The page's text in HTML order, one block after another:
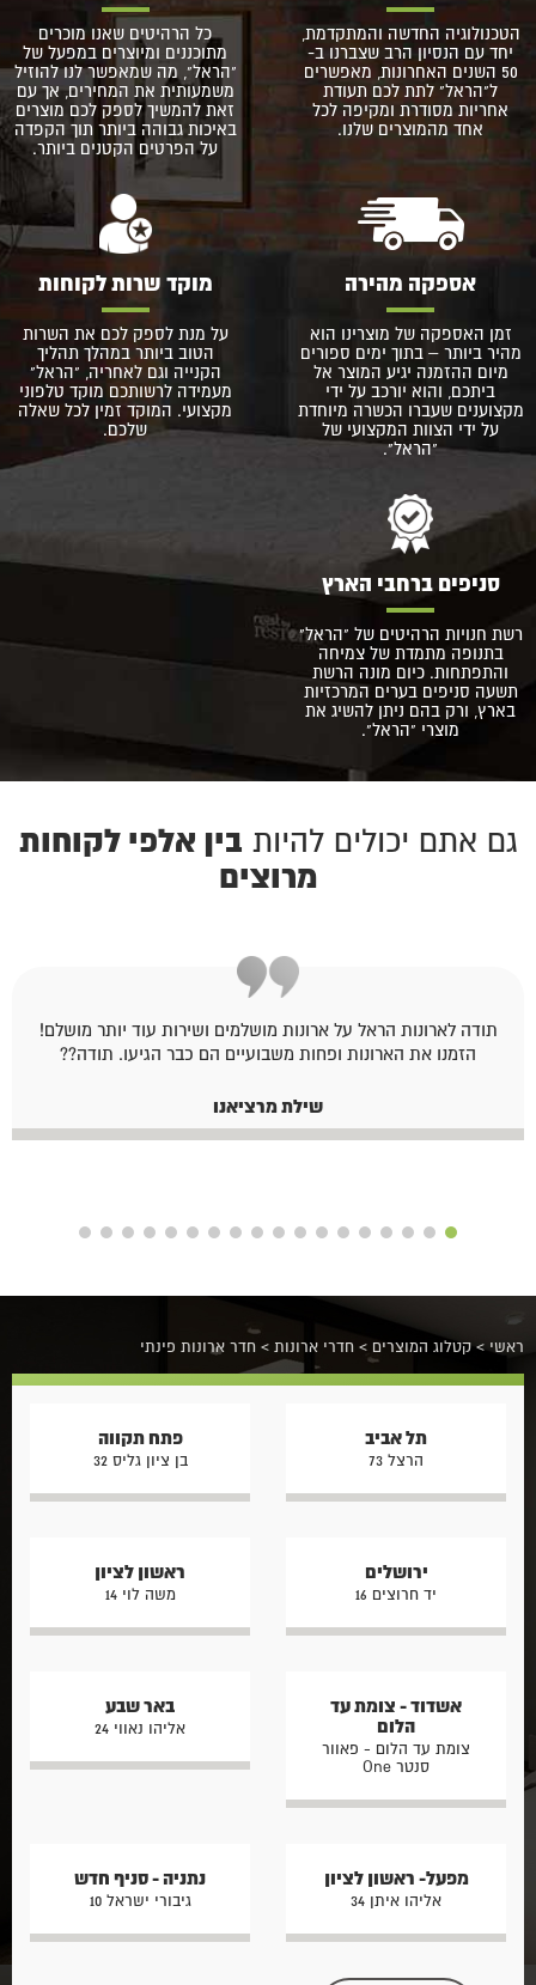
הטכנולוגיה החדשה והמתקדמת,
יחד עם הנסיון הרב שצברנו ב-
50 השנים האחרונות, מאפשרים
ל"הראל" לתת לכם תעודת
אחריות מסודרת ומקיפה לכל
אחד מהמוצרים שלנו.
כל הרהיטים שאנו מוכרים
מתוכננים ומיוצרים במפעל של
"הראל", מה שמאפשר לנו להוזיל
משמעותית את המחירים, אך עם
זאת להמשיך לספק לכם מוצרים
באיכות גבוהה ביותר תוך הקפדה
על הפרטים הקטנים ביותר.
אספקה מהירה
זמן האספקה של מוצרינו הוא
מהיר ביותר – בתוך ימים ספורים
מיום ההזמנה יגיע המוצר אל
ביתכם, והוא יורכב על ידי
מקצוענים שעברו הכשרה מיוחדת
על ידי הצוות המקצועי של
"הראל".
מוקד שרות לקוחות
על מנת לספק לכם את השרות
הטוב ביותר במהלך תהליך
הקנייה וגם לאחריה, "הראל"
מעמידה לרשותכם מוקד טלפוני
מקצועי. המוקד זמין לכל שאלה
שלכם.
סניפים ברחבי הארץ
רשת חנויות הרהיטים של "הראל"
בתנופה מתמדת של צמיחה
והתפתחות. כיום מונה הרשת
תשעה סניפים בערים המרכזיות
בארץ, ורק בהם ניתן להשיג את
מוצרי "הראל".
גם אתם יכולים להיות בין אלפי לקוחות
מרוצים
תודה לארונות הראל על ארונות מושלמים ושירות עוד יותר מושלם!
הזמנו את הארונות ופחות משבועיים הם כבר הגיעו. תודה??
שילת מרציאנו
ראשי>קטלוג המוצרים > חדרי ארונות > חדר ארונות פינתי
תל אביב
הרצל 73
פתח תקווה
בן ציון גליס 32
ירושלים
יד חרוצים 16
ראשון לציון
משה לוי 14
אשדוד - צומת עד
הלום
צומת עד הלום - פאוור
סנטר One
באר שבע
אליהו נאווי 24
מפעל- ראשון לציון
אליהו איתן 34
נתניה - סניף חדש
גיבורי ישראל 10